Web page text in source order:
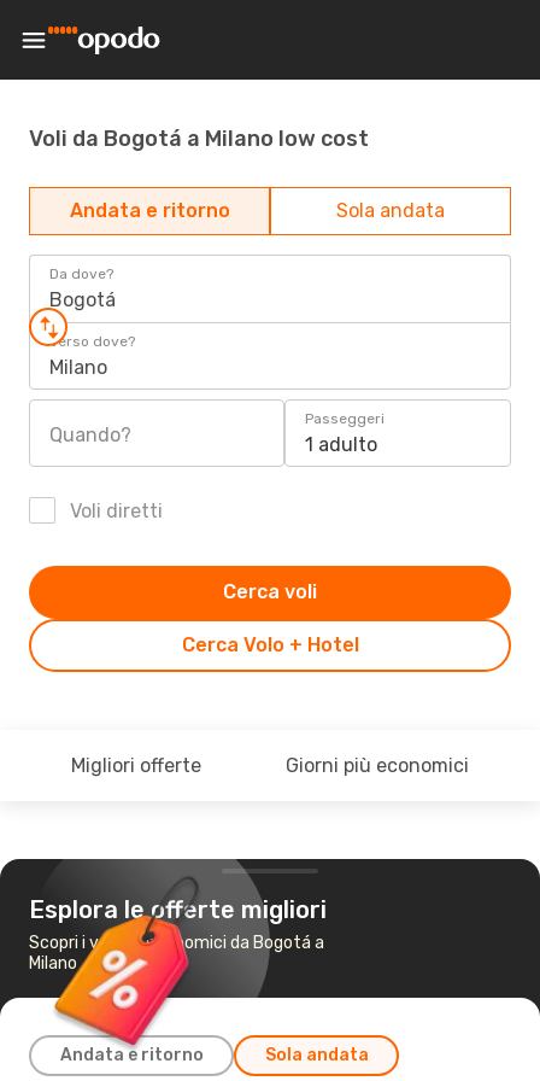
Voli da Bogotá a Milano low cost
Andata e ritorno Sola andata
Da dove?
Bogotá
Verso dove?
Milano
Quando?
Passeggeri
1 adulto
Voli diretti
Cerca Volo + Hotel
Cerca voli
Migliori offerte Giorni più economici
Esplora le offerte migliori
Scopri i voli più economici da Bogotá a
Milano
Andata e ritorno Sola andata